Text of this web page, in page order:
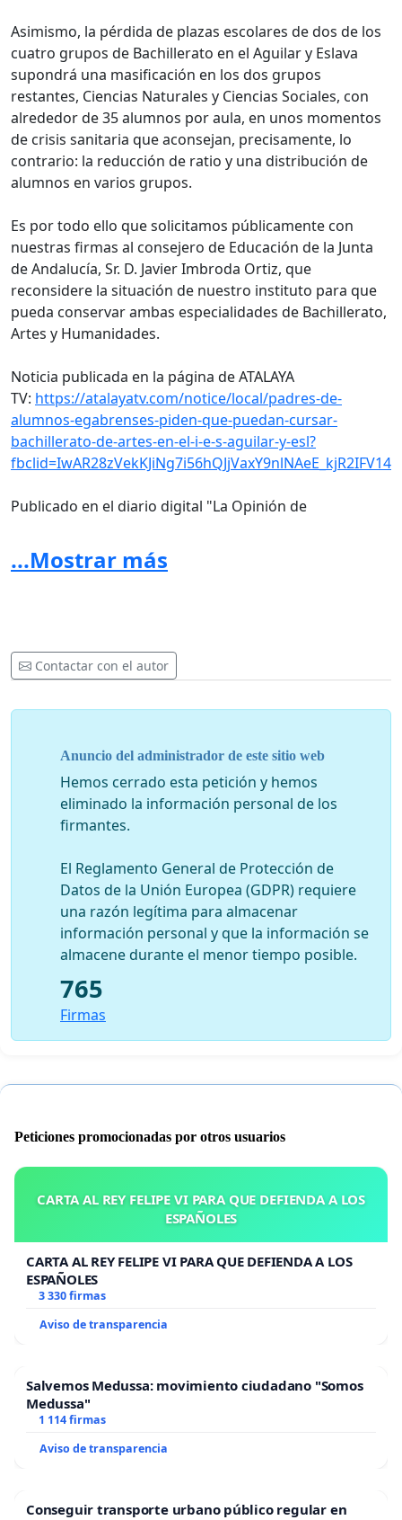
Asimismo, la pérdida de plazas escolares de dos de los
cuatro grupos de Bachillerato en el Aguilar y Eslava
supondrá una masificación en los dos grupos
restantes, Ciencias Naturales y Ciencias Sociales, con
alrededor de 35 alumnos por aula, en unos momentos
de crisis sanitaria que aconsejan, precisamente, lo
contrario: la reducción de ratio y una distribución de
alumnos en varios grupos.
Es por todo ello que solicitamos públicamente con
nuestras firmas al consejero de Educación de la Junta
de Andalucía, Sr. D. Javier Imbroda Ortiz, que
reconsidere la situación de nuestro instituto para que
pueda conservar ambas especialidades de Bachillerato,
Artes y Humanidades.
Noticia publicada en la página de ATALAYA
TV: https://atalayatv.com/notice/local/padres-de-
alumnos-egabrenses-piden-que-puedan-cursar-
bachillerato-de-artes-en-el-i-e-s-aguilar-y-esl?
Publicado en el diario digital "La Opinión de
9y0EjDmk9wbtiSM
...Mostrar más
Contactar con el autor
Anuncio del administrador de este sitio web
Hemos cerrado esta petición y hemos
eliminado la información personal de los
firmantes.
El Reglamento General de Protección de
Datos de la Unión Europea (GDPR) requiere
una razón legítima para almacenar
información personal y que la información se
almacene durante el menor tiempo posible.
765
Firmas
Peticiones promocionadas por otros usuarios
CARTA AL REY FELIPE VI PARA QUE DEFIENDA A LOS
ESPAÑOLES
CARTA AL REY FELIPE VI PARA QUE DEFIENDA A LOS
ESPAÑOLES
3 330 firmas
Aviso de transparencia
Salvemos Medussa: movimiento ciudadano "Somos
Medussa"
1 114 firmas
Aviso de transparencia
Conseguir transporte urbano público regular en